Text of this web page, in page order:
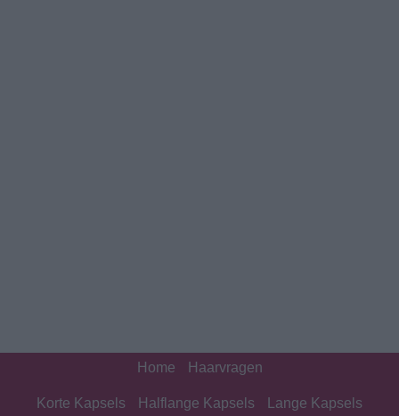
Home Haarvragen
Korte Kapsels Halflange Kapsels
Lange Kapsels